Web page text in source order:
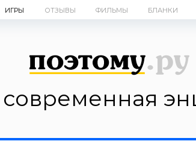
ИГРЫ ОТЗЫВЫ ФИЛЬМЫ БЛАНКИ